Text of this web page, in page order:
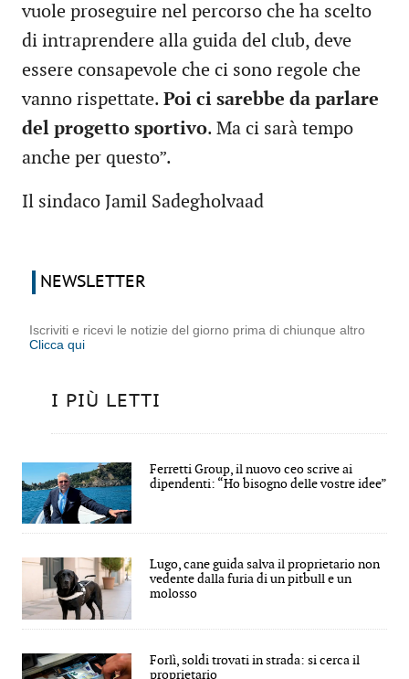
vuole proseguire nel percorso che ha scelto
di intraprendere alla guida del club, deve
essere consapevole che ci sono regole che
vanno rispettate. Poi ci sarebbe da parlare
del progetto sportivo. Ma ci sarà tempo
anche per questo”.
Il sindaco Jamil Sadegholvaad
NEWSLETTER
Iscriviti e ricevi le notizie del giorno prima di chiunque altro
Clicca qui
I PIÙ LETTI
Ferretti Group, il nuovo ceo scrive ai
dipendenti: “Ho bisogno delle vostre idee”
Lugo, cane guida salva il proprietario non
vedente dalla furia di un pitbull e un
molosso
Forlì, soldi trovati in strada: si cerca il
proprietario